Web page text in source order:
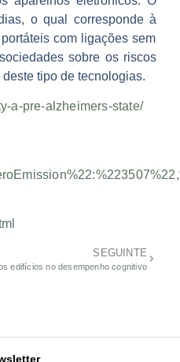
, o qual corresponde à
com ligações sem
sobre os riscos
tipo de tecnologias.
a-pre-alzheimers-state/
SEGUINTE
edifícios no desempenho cognitivo